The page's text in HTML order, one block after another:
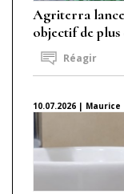
Agriterra lance
objectif de plus
Réagir
10.07.2026 | Maurice